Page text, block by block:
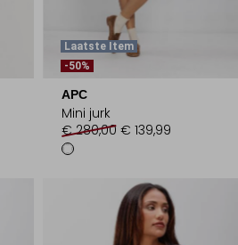
Laatste Item
-50%
APC
Mini jurk
€ 280,00 € 139,99